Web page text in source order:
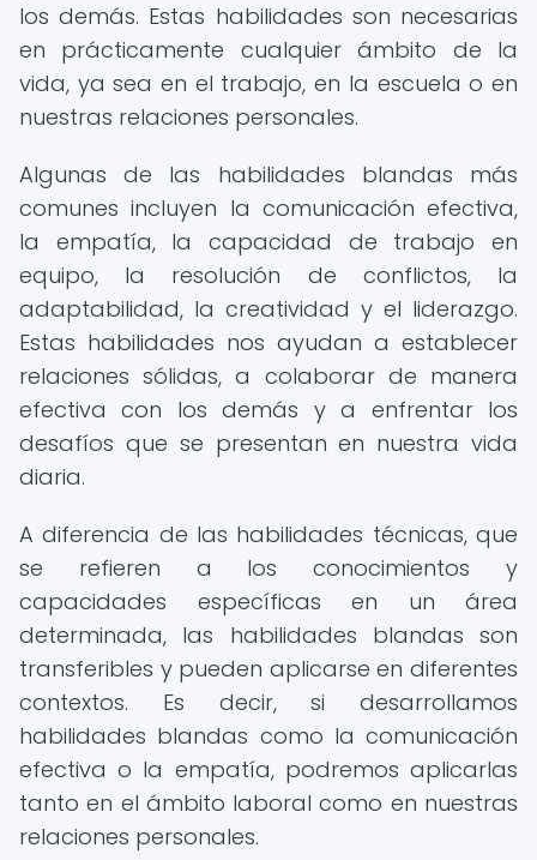
los demás. Estas habilidades son necesarias
en prácticamente cualquier ámbito de la
vida, ya sea en el trabajo, en la escuela o en
nuestras relaciones personales.
Algunas de las habilidades blandas más
comunes incluyen la comunicación efectiva,
la empatía, la capacidad de trabajo en
equipo, la resolución de conflictos, la
adaptabilidad, la creatividad y el liderazgo.
Estas habilidades nos ayudan a establecer
relaciones sólidas, a colaborar de manera
efectiva con los demás y a enfrentar los
desafíos que se presentan en nuestra vida
diaria.
A diferencia de las habilidades técnicas, que
se refieren a los conocimientos y
capacidades específicas en un área
determinada, las habilidades blandas son
transferibles y pueden aplicarse en diferentes
contextos. Es decir, si desarrollamos
habilidades blandas como la comunicación
efectiva o la empatía, podremos aplicarlas
tanto en el ámbito laboral como en nuestras
relaciones personales.